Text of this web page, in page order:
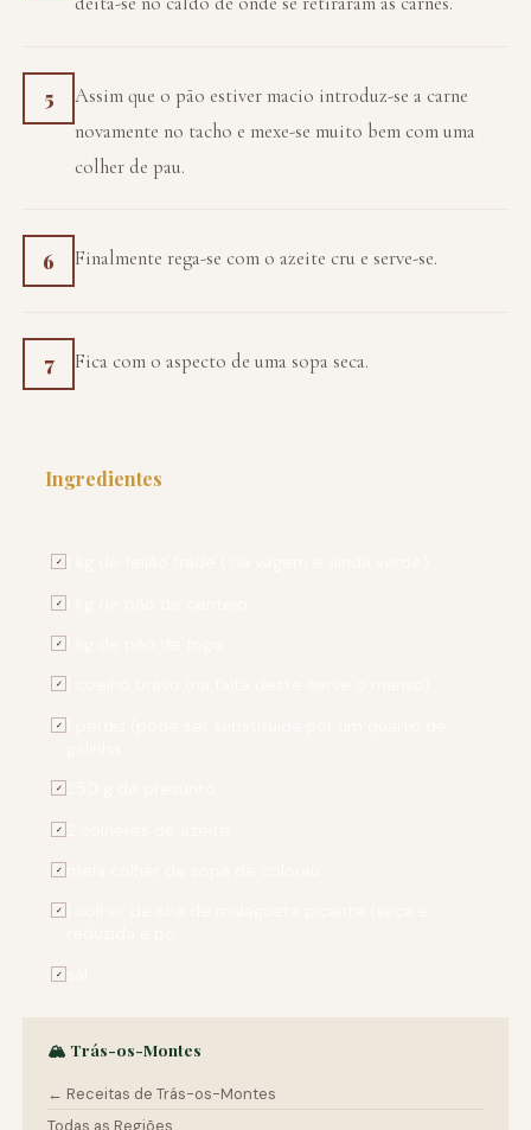
5
Assim que o pão estiver macio introduz-se a carne
novamente no tacho e mexe-se muito bem com uma
colher de pau.
6 Finalmente rega-se com o azeite cru e serve-se.
7 Fica com o aspecto de uma sopa seca.
Ingredientes
✓
✓
✓
✓
✓
✓
✓
✓
✓
✓
🏔️ Trás-os-Montes
← Receitas de Trás-os-Montes
Todas as Regiões